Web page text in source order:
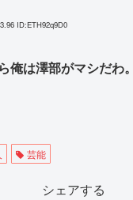
ID:ETH92q9D0
俺は澤部がマシだわ。
芸能
シェアする